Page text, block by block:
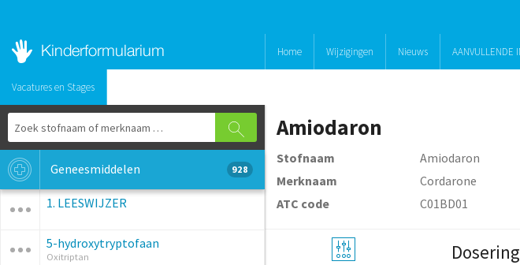
Home Wijzigingen Nieuws AANVULLENDE
Vacatures en Stages
Geneesmiddelen 928
1. LEESWIJZER
5-hydroxytryptofaan
Oxitriptan
Amiodaron
Stofnaam
Amiodaron
Merknaam
Cordarone
ATC code
C01BD01